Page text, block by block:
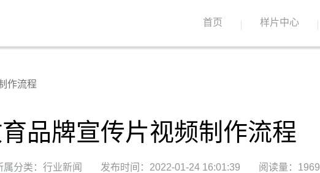
首页 样片中心
作流程
品牌宣传片视频制作流程
属分类：行业新闻 发布时间：2022-01-24 16:01:39 阅读量：1969